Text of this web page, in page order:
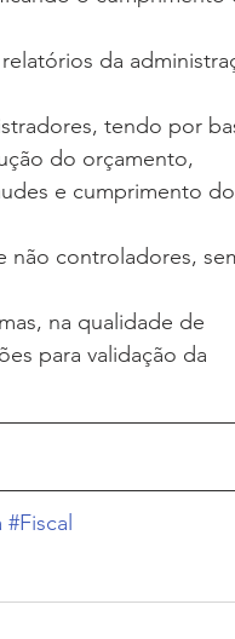
do orçamento,
e cumprimento do
para validação da
#Fiscal